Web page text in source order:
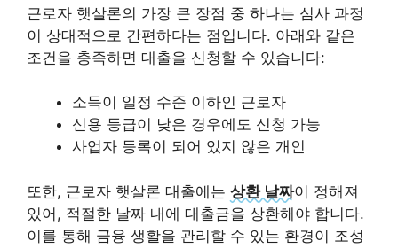
근로자 햇살론의 가장 큰 장점 중 하나는 심사 과정
이 상대적으로 간편하다는 점입니다. 아래와 같은
조건을 충족하면 대출을 신청할 수 있습니다:
소득이 일정 수준 이하인 근로자
신용 등급이 낮은 경우에도 신청 가능
사업자 등록이 되어 있지 않은 개인
또한, 근로자 햇살론 대출에는 상환 날짜이 정해져
있어, 적절한 날짜 내에 대출금을 상환해야 합니다.
이를 통해 금융 생활을 관리할 수 있는 환경이 조성